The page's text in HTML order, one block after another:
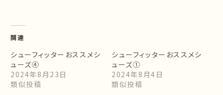
関連
シューフィッターおススメシ
ューズ④
2024年8月23日
類似投稿
シューフィッターおススメシ
ューズ①
2024年8月4日
類似投稿